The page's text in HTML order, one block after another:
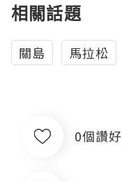
相關話題
關島 馬拉松
0個讚好